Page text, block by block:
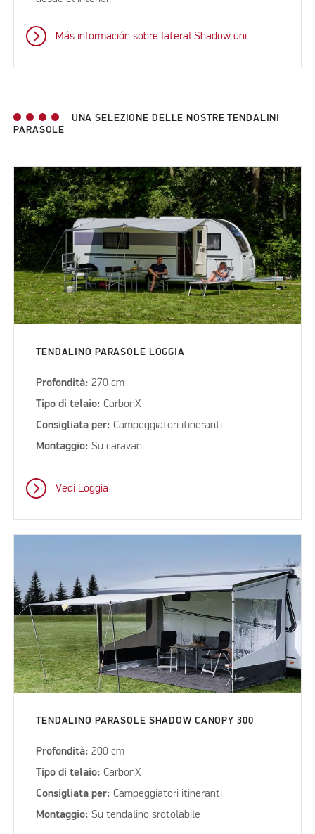
Más información sobre lateral Shadow uni
UNA SELEZIONE DELLE NOSTRE TENDALINI
PARASOLE
TENDALINO PARASOLE LOGGIA
Profondità: 270 cm
Tipo di telaio:CarbonX
Consigliata per:Campeggiatori itineranti
Montaggio:Su caravan
Vedi Loggia
TENDALINO PARASOLE SHADOW CANOPY 300
Profondità:200 cm
Tipo di telaio:CarbonX
Consigliata per:Campeggiatori itineranti
Montaggio:Su tendalino srotolabile